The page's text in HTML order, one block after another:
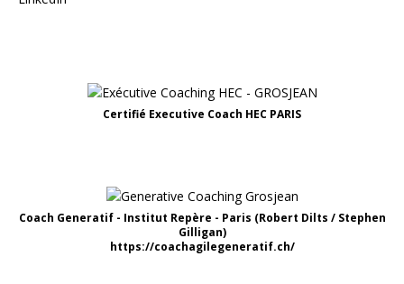
Certifié Executive Coach HEC PARIS
Coach Generatif - Institut Repère - Paris (Robert Dilts / Stephen
Gilligan)
https://coachagilegeneratif.ch/